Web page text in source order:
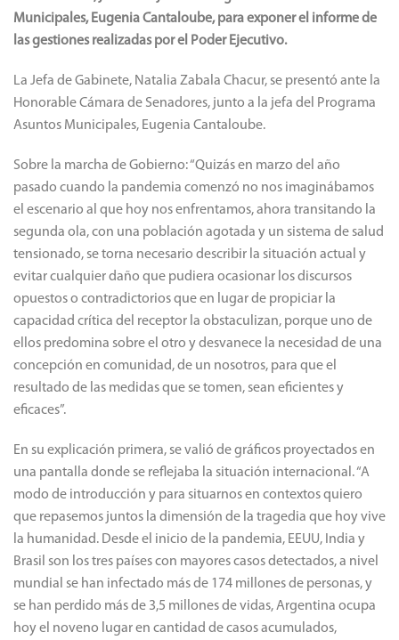
Municipales, Eugenia Cantaloube, para exponer el informe de
las gestiones realizadas por el Poder Ejecutivo.
La Jefa de Gabinete, Natalia Zabala Chacur, se presentó ante la
Honorable Cámara de Senadores, junto a la jefa del Programa
Asuntos Municipales, Eugenia Cantaloube.
Sobre la marcha de Gobierno: “Quizás en marzo del año
pasado cuando la pandemia comenzó no nos imaginábamos
el escenario al que hoy nos enfrentamos, ahora transitando la
segunda ola, con una población agotada y un sistema de salud
tensionado, se torna necesario describir la situación actual y
evitar cualquier daño que pudiera ocasionar los discursos
opuestos o contradictorios que en lugar de propiciar la
capacidad crítica del receptor la obstaculizan, porque uno de
ellos predomina sobre el otro y desvanece la necesidad de una
concepción en comunidad, de un nosotros, para que el
resultado de las medidas que se tomen, sean eficientes y
eficaces”.
En su explicación primera, se valió de gráficos proyectados en
una pantalla donde se reflejaba la situación internacional. “A
modo de introducción y para situarnos en contextos quiero
que repasemos juntos la dimensión de la tragedia que hoy vive
la humanidad. Desde el inicio de la pandemia, EEUU, India y
Brasil son los tres países con mayores casos detectados, a nivel
mundial se han infectado más de 174 millones de personas, y
se han perdido más de 3,5 millones de vidas, Argentina ocupa
hoy el noveno lugar en cantidad de casos acumulados,